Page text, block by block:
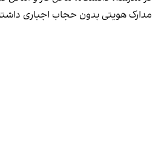
مدارک هویتی بدون حجاب اجباری